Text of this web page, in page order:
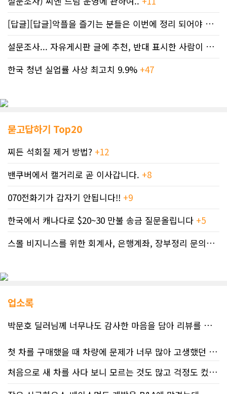
[답글][답글]악플을 즐기는 분들은 이번에 정리 되어야 합니다.
설문조사... 자유게시판 글에 추천, 반대 표시한 사람이 누구인지 명단..
한국 청년 실업률 사상 최고치 9.9% +47
묻고답하기 Top20
찌든 석회질 제거 방법? +12
밴쿠버에서 캘거리로 곧 이사갑니다. +8
070전화기가 갑자기 안됩니다!! +9
한국에서 캐나다로 $20~30 만불 송금 질문올립니다 +5
스몰 비지니스를 위한 회계사, 은행계좌, 장부정리 문의드립니다.
업소록
박문호 딜러님께 너무나도 감사한 마음을 담아 리뷰를 남깁니다.
첫 차를 구매했을 때 차량에 문제가 너무 많아 고생했던 경험이 있어서, 이번에는 정말 신중하게 고민하고 꼼꼼하게 알아본 후 차를 구매하고 싶었습니다. 그러던 중 사우스포인트의 박문호 딜러님을 만나면서 그동안의 고민이 모두 해결되었습니다.
처음 차량을 선택하는 과정부터 저에게 맞는 차량을 추천해 주셨고, 그 차량의 장단점과 다양한 기능까지 하나하나 자세하게 설명해 주셔서 큰 도움이 되었습니다. 원래는 새 차를 받기까지 4~5개월 정도 기다려야 한다고 들었는데, 딜러님의 노력 덕분에 한 달 만에 차량을 받을 수 있었습니다. 처음으로 새 차를 사다 보니 모르는 것도 많고 걱정도 컸는데 박문호 딜러님 덕분에 전 과정이 너무나 편안하고 만족스러웠습니다! 상담하는 내내 꼼꼼하게 설명해 주신 것은 물론, 복잡한 서류 절차와 차량 옵션 체크까지 세심하게 챙겨주셔서 마음이 정말 든든했습니다. 차량 출고 날에도 긴 시간 할애해 가며 기능을 친절하게 하나하나 설명해 주셔서 큰 도움이 되었는데요, 특히 정비사 출신이셔서 그런지 디테일한 부분까지 전문적으로 말씀해 주셔서 신뢰가 팍팍 갔습니다 ?? 다른분 리뷰에도 있지만 마지막에 "진짜 서비스는 이제부터 시작"이라는 진심어린 말씀에는 깊은 감동을 받았습니다. 앞으로 주변에 차 구매하려는 분이 있다면 무조건 박문호 딜러님 강력 추천입니다! 신경 써주셔서 진심으로 감사드리며, 늘 건강하시고 번창하시길 바랍니다 :)